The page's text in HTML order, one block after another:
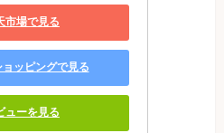
市場で見る
ッピングで見る
ューを見る